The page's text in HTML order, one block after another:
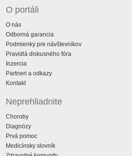
O portáli
O nás
Odborná garancia
Podmienky pre návštevníkov
Pravidlá diskusného fóra
Inzercia
Partneri a odkazy
Kontakt
Neprehliadnite
Choroby
Diagnózy
Prvá pomoc
Medicínsky slovník